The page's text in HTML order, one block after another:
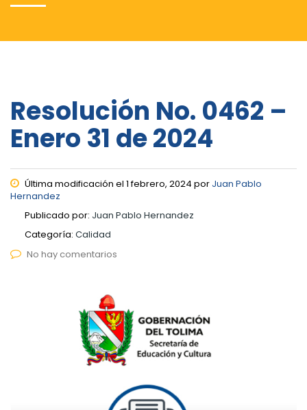
Resolución No. 0462 –
Enero 31 de 2024
Última modificación el 1 febrero, 2024 por Juan Pablo
Hernandez
Publicado por: Juan Pablo Hernandez
Categoría: Calidad
No hay comentarios